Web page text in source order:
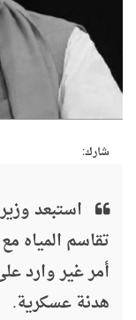
شارك:
استبعد
تقاسم المياه
أمر غير وارد
هدنة عسكرية.